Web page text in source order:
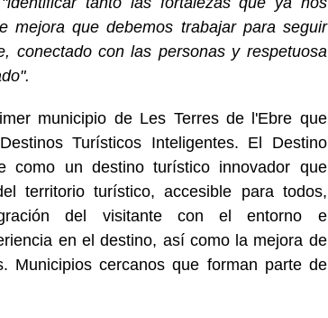
mejora que debemos trabajar para seguir
conectado con las personas y respetuosa
municipio de Les Terres de l'Ebre que
Turísticos Inteligentes. El Destino
como un destino turístico innovador que
territorio turístico, accesible para todos,
del visitante con el entorno e
en el destino, así como la mejora de
Municipios cercanos que forman parte de